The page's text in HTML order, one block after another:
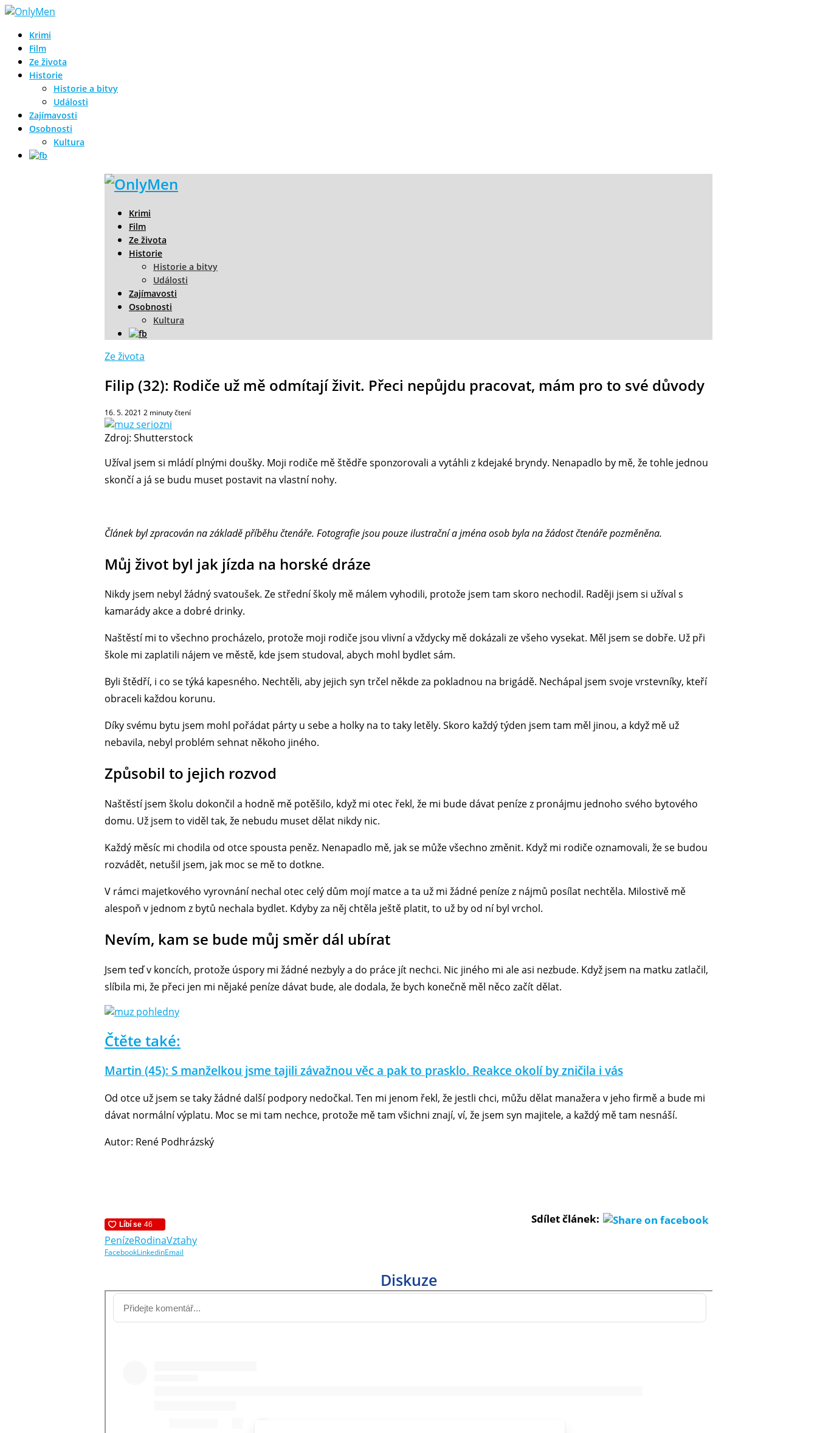
Krimi
Film
Ze života
Historie
Historie a bitvy
Události
Zajímavosti
Osobnosti
Kultura
Krimi
Film
Ze života
Historie
Historie a bitvy
Události
Zajímavosti
Osobnosti
Kultura
Ze života
Filip (32): Rodiče už mě odmítají živit. Přeci nepůjdu pracovat, mám pro to své důvody
16. 5. 2021 2 minuty čtení
Zdroj: Shutterstock
Užíval jsem si mládí plnými doušky. Moji rodiče mě štědře sponzorovali a vytáhli z kdejaké bryndy. Nenapadlo by mě, že tohle jednou
skončí a já se budu muset postavit na vlastní nohy.
Článek byl zpracován na základě příběhu čtenáře. Fotografie jsou pouze ilustrační a jména osob byla na žádost čtenáře pozměněna.
Můj život byl jak jízda na horské dráze
Nikdy jsem nebyl žádný svatoušek. Ze střední školy mě málem vyhodili, protože jsem tam skoro nechodil. Raději jsem si užíval s
kamarády akce a dobré drinky.
Naštěstí mi to všechno procházelo, protože moji rodiče jsou vlivní a vždycky mě dokázali ze všeho vysekat. Měl jsem se dobře. Už při
škole mi zaplatili nájem ve městě, kde jsem studoval, abych mohl bydlet sám.
Byli štědří, i co se týká kapesného. Nechtěli, aby jejich syn trčel někde za pokladnou na brigádě. Nechápal jsem svoje vrstevníky, kteří
obraceli každou korunu.
Díky svému bytu jsem mohl pořádat párty u sebe a holky na to taky letěly. Skoro každý týden jsem tam měl jinou, a když mě už
nebavila, nebyl problém sehnat někoho jiného.
Způsobil to jejich rozvod
Naštěstí jsem školu dokončil a hodně mě potěšilo, když mi otec řekl, že mi bude dávat peníze z pronájmu jednoho svého bytového
domu. Už jsem to viděl tak, že nebudu muset dělat nikdy nic.
Každý měsíc mi chodila od otce spousta peněz. Nenapadlo mě, jak se může všechno změnit. Když mi rodiče oznamovali, že se budou
rozvádět, netušil jsem, jak moc se mě to dotkne.
V rámci majetkového vyrovnání nechal otec celý dům mojí matce a ta už mi žádné peníze z nájmů posílat nechtěla. Milostivě mě
alespoň v jednom z bytů nechala bydlet. Kdyby za něj chtěla ještě platit, to už by od ní byl vrchol.
Nevím, kam se bude můj směr dál ubírat
Jsem teď v koncích, protože úspory mi žádné nezbyly a do práce jít nechci. Nic jiného mi ale asi nezbude. Když jsem na matku zatlačil,
slíbila mi, že přeci jen mi nějaké peníze dávat bude, ale dodala, že bych konečně měl něco začít dělat.
Čtěte také:
Martin (45): S manželkou jsme tajili závažnou věc a pak to prasklo. Reakce okolí by zničila i vás
Od otce už jsem se taky žádné další podpory nedočkal. Ten mi jenom řekl, že jestli chci, můžu dělat manažera v jeho firmě a bude mi
dávat normální výplatu. Moc se mi tam nechce, protože mě tam všichni znají, ví, že jsem syn majitele, a každý mě tam nesnáší.
Autor: René Podhrázský
Sdílet článek:
PenízeRodinaVztahy
FacebookLinkedinEmail
Diskuze